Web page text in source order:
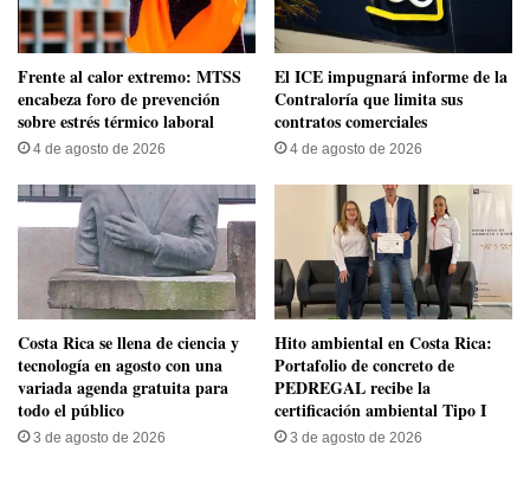
Frente al calor extremo: MTSS
encabeza foro de prevención
sobre estrés térmico laboral
4 de agosto de 2026
El ICE impugnará informe de la
Contraloría que limita sus
contratos comerciales
4 de agosto de 2026
​Costa Rica se llena de ciencia y
tecnología en agosto con una
variada agenda gratuita para
todo el público
3 de agosto de 2026
Hito ambiental en Costa Rica:
Portafolio de concreto de
PEDREGAL recibe la
certificación ambiental Tipo I
3 de agosto de 2026